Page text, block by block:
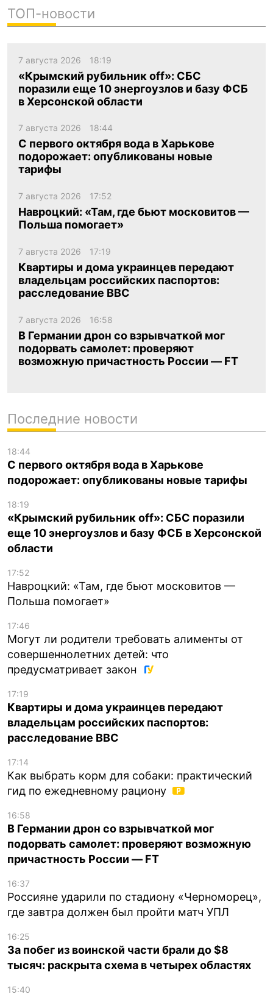
ТОП-новости
7 августа 2026 18:19
«Крымский рубильник off»: СБС
поразили еще 10 энергоузлов и базу ФСБ
в Херсонской области
7 августа 2026 18:44
С первого октября вода в Харькове
подорожает: опубликованы новые
тарифы
7 августа 2026 17:52
Навроцкий: «Там, где бьют московитов —
Польша помогает»
7 августа 2026 17:19
Квартиры и дома украинцев передают
владельцам российских паспортов:
расследование BBC
7 августа 2026 16:58
В Германии дрон со взрывчаткой мог
подорвать самолет: проверяют
возможную причастность России — FT
Последние новости
18:44
С первого октября вода в Харькове
подорожает: опубликованы новые тарифы
18:19
«Крымский рубильник off»: СБС поразили
еще 10 энергоузлов и базу ФСБ в Херсонской
области
17:52
Навроцкий: «Там, где бьют московитов —
Польша помогает»
17:46
Могут ли родители требовать алименты от
совершеннолетних детей: что
предусматривает закон
17:19
Квартиры и дома украинцев передают
владельцам российских паспортов:
расследование BBC
17:14
Как выбрать корм для собаки: практический
гид по ежедневному рациону
16:58
В Германии дрон со взрывчаткой мог
подорвать самолет: проверяют возможную
причастность России — FT
16:37
Россияне ударили по стадиону «Черноморец»,
где завтра должен был пройти матч УПЛ
16:25
За побег из воинской части брали до $8
тысяч: раскрыта схема в четырех областях
15:40